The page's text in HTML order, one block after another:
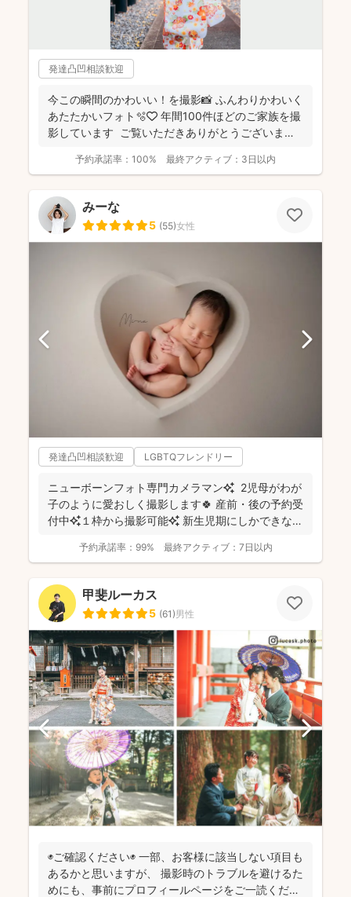
発達凸凹相談歓迎
今この瞬間のかわいい！を撮影📸 ふんわりかわいく
あたたかいフォト🫧🤍 年間100件ほどのご家族を撮
影しています ご覧いただきありがとうございま
予約承諾率： 100% 最終アクティブ： 3日以内
みーな
5 (55)女性
発達凸凹相談歓迎 LGBTQフレンドリー
ニューボーンフォト専門カメラマン✨ 2児母がわが
子のように愛おしく撮影します🍀 産前・後の予約受
付中✨１枠から撮影可能✨ 新生児期にしかできな
予約承諾率： 99% 最終アクティブ： 7日以内
甲斐ルーカス
5 (61)男性
◉ご確認ください◉ 一部、お客様に該当しない項目も
あるかと思いますが、 撮影時のトラブルを避けるた
めにも、事前にプロフィールページをご一読くださ